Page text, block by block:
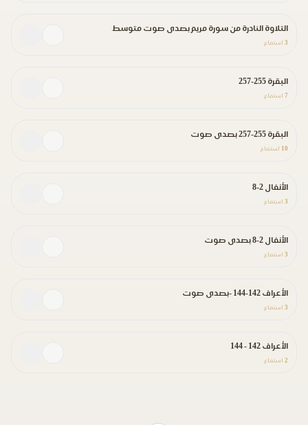
التلاوة النادرة من سورة مريم بصدى صوت متوسط
3 استماع
البقرة 255-257
7 استماع
البقرة 255-257 بصدى صوت
10 استماع
الأنفال 2-8
3 استماع
الأنفال 2-8 بصدى صوت
3 استماع
الأعراف 142-144 -بصدى صوت
3 استماع
الأعراف 142 - 144
2 استماع